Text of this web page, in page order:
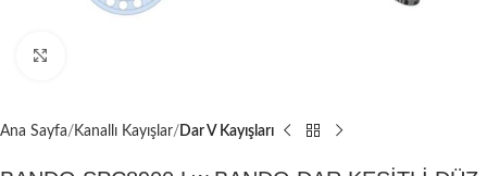
Ana Sayfa Kanallı Kayışlar Dar V Kayışları